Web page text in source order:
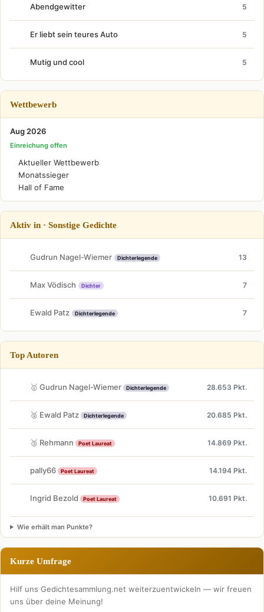
Abendgewitter 5
Er liebt sein teures Auto 5
Mutig und cool 5
Wettbewerb
Aug 2026
Einreichung offen
Aktueller Wettbewerb
Monatssieger
Hall of Fame
Aktiv in · Sonstige Gedichte
Gudrun Nagel-Wiemer Dichterlegende 13
Max Vödisch Dichter 7
Ewald Patz Dichterlegende 7
Top Autoren
🥇 Gudrun Nagel-Wiemer Dichterlegende 28.653 Pkt.
🥈 Ewald Patz Dichterlegende 20.685 Pkt.
🥉 Rehmann Poet Laureat 14.869 Pkt.
pally66 Poet Laureat 14.194 Pkt.
Ingrid Bezold Poet Laureat 10.691 Pkt.
Wie erhält man Punkte?
Kurze Umfrage
Hilf uns Gedichtesammlung.net weiterzuentwickeln — wir freuen
uns über deine Meinung!